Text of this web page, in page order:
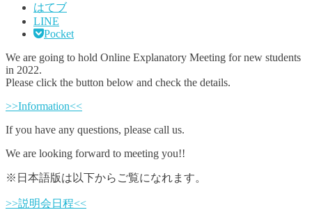
はてブ
LINE
Pocket
We are going to hold Online Explanatory Meeting for new students
in 2022.
Please click the button below and check the details.
>>Information<<
If you have any questions, please call us.
We are looking forward to meeting you!!
※日本語版は以下からご覧になれます。
>>説明会日程<<